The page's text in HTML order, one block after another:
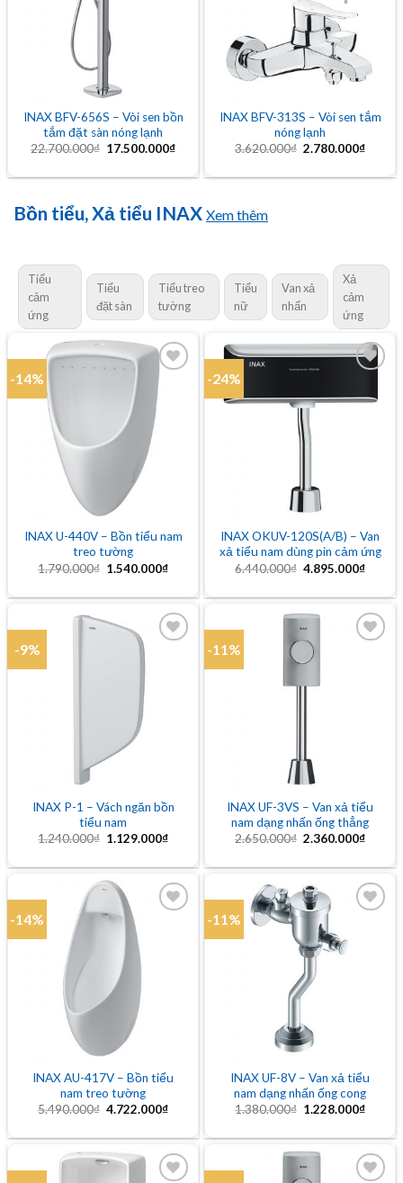
INAX BFV-656S – Vòi sen bồn
tắm đặt sàn nóng lạnh
22.700.000₫ Giá
22.700.000₫.
17.500.000₫Giá
là:
wishlist
INAX BFV-313S – Vòi sen tắm
nóng lạnh
3.620.000₫ Giá
3.620.000₫.
2.780.000₫Giá
là:
Bồn tiểu, Xả tiểu INAX Xem thêm
Tiểu
cảm
ứng
Tiểu
đặt sàn
Tiểu treo
tường
Tiểu
nữ
Van xả
nhấn
Xả
cảm
ứng
-14%
Add to
wishlist
INAX U-440V – Bồn tiểu nam
treo tường
1.790.000₫ Giá
1.790.000₫.
1.540.000₫Giá
là:
1.540.000₫.
-24%
INAX OKUV-120S(A/B) – Van
xả tiểu nam dùng pin cảm ứng
6.440.000₫ Giá
6.440.000₫.
4.895.000₫Giá
là:
-9%
INAX P-1 – Vách ngăn bồn
tiểu nam
1.240.000₫ Giá
1.240.000₫.
1.129.000₫Giá
là:
1.129.000₫.
-11%
INAX UF-3VS – Van xả tiểu
nam dạng nhấn ống thẳng
2.650.000₫ Giá
2.650.000₫.
2.360.000₫Giá
là:
-14%
INAX AU-417V – Bồn tiểu
nam treo tường
5.490.000₫ Giá
5.490.000₫.
4.722.000₫Giá
là:
4.722.000₫.
-11%
INAX UF-8V – Van xả tiểu
nam dạng nhấn ống cong
1.380.000₫ Giá
1.380.000₫.
1.228.000₫Giá
là: